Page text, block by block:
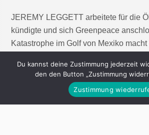
JEREMY LEGGETT arbeitete für die
kündigte und sich Greenpeace
Katastrophe im Golf von Mexiko
verantwortlich – und den absurd
Menschen nach Öl. Mister Leggett, wie
verheerenden Ölkatastrophe im Golf
Du kannst deine Zustimmung jederzeit
den den Button „Zustimmung
Zustimmung